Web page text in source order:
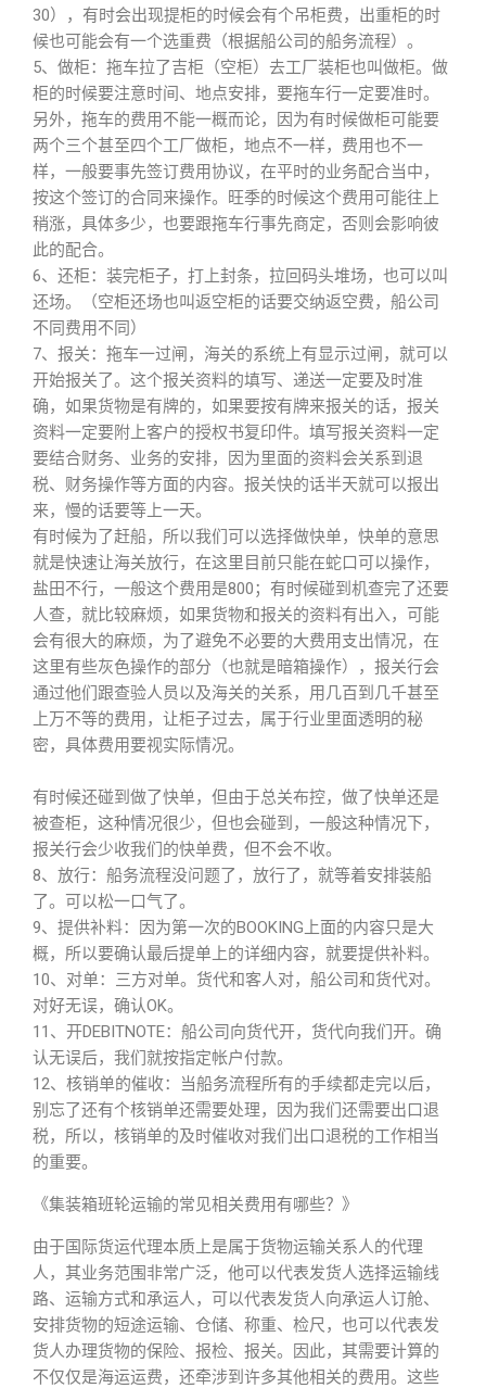
30），有时会出现提柜的时候会有个吊柜费，出重柜的时
候也可能会有一个选重费（根据船公司的船务流程）。
5、做柜：拖车拉了吉柜（空柜）去工厂装柜也叫做柜。做
柜的时候要注意时间、地点安排，要拖车行一定要准时。
另外，拖车的费用不能一概而论，因为有时候做柜可能要
两个三个甚至四个工厂做柜，地点不一样，费用也不一
样，一般要事先签订费用协议，在平时的业务配合当中，
按这个签订的合同来操作。旺季的时候这个费用可能往上
稍涨，具体多少，也要跟拖车行事先商定，否则会影响彼
此的配合。
6、还柜：装完柜子，打上封条，拉回码头堆场，也可以叫
还场。（空柜还场也叫返空柜的话要交纳返空费，船公司
不同费用不同）
7、报关：拖车一过闸，海关的系统上有显示过闸，就可以
开始报关了。这个报关资料的填写、递送一定要及时准
确，如果货物是有牌的，如果要按有牌来报关的话，报关
资料一定要附上客户的授权书复印件。填写报关资料一定
要结合财务、业务的安排，因为里面的资料会关系到退
税、财务操作等方面的内容。报关快的话半天就可以报出
来，慢的话要等上一天。
有时候为了赶船，所以我们可以选择做快单，快单的意思
就是快速让海关放行，在这里目前只能在蛇口可以操作，
盐田不行，一般这个费用是800；有时候碰到机查完了还要
人查，就比较麻烦，如果货物和报关的资料有出入，可能
会有很大的麻烦，为了避免不必要的大费用支出情况，在
这里有些灰色操作的部分（也就是暗箱操作），报关行会
通过他们跟查验人员以及海关的关系，用几百到几千甚至
上万不等的费用，让柜子过去，属于行业里面透明的秘
密，具体费用要视实际情况。
有时候还碰到做了快单，但由于总关布控，做了快单还是
被查柜，这种情况很少，但也会碰到，一般这种情况下，
报关行会少收我们的快单费，但不会不收。
8、放行：船务流程没问题了，放行了，就等着安排装船
了。可以松一口气了。
9、提供补料：因为第一次的BOOKING上面的内容只是大
概，所以要确认最后提单上的详细内容，就要提供补料。
10、对单：三方对单。货代和客人对，船公司和货代对。
对好无误，确认OK。
11、开DEBITNOTE：船公司向货代开，货代向我们开。确
认无误后，我们就按指定帐户付款。
12、核销单的催收：当船务流程所有的手续都走完以后，
别忘了还有个核销单还需要处理，因为我们还需要出口退
税，所以，核销单的及时催收对我们出口退税的工作相当
的重要。
《集装箱班轮运输的常见相关费用有哪些？》
由于国际货运代理本质上是属于货物运输关系人的代理
人，其业务范围非常广泛，他可以代表发货人选择运输线
路、运输方式和承运人，可以代表发货人向承运人订舱、
安排货物的短途运输、仓储、称重、检尺，也可以代表发
货人办理货物的保险、报检、报关。因此，其需要计算的
不仅仅是海运运费，还牵涉到许多其他相关的费用。这些